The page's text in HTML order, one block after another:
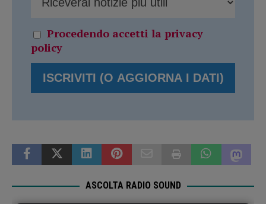
Procedendo accetti la privacy
policy
ASCOLTA RADIO SOUND